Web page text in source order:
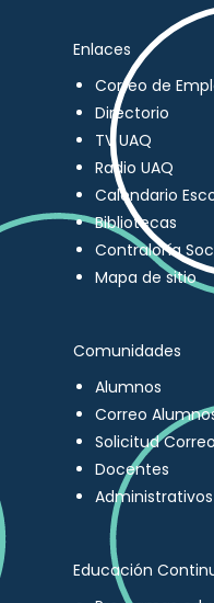
Enlaces
Correo de
Directorio
TV UAQ
Radio UAQ
Calendario
Bibliotecas
Contraloría
Mapa de sitio
Comunidades
Alumnos
Correo
Solicitud Correo
Docentes
Administrativos
Educación